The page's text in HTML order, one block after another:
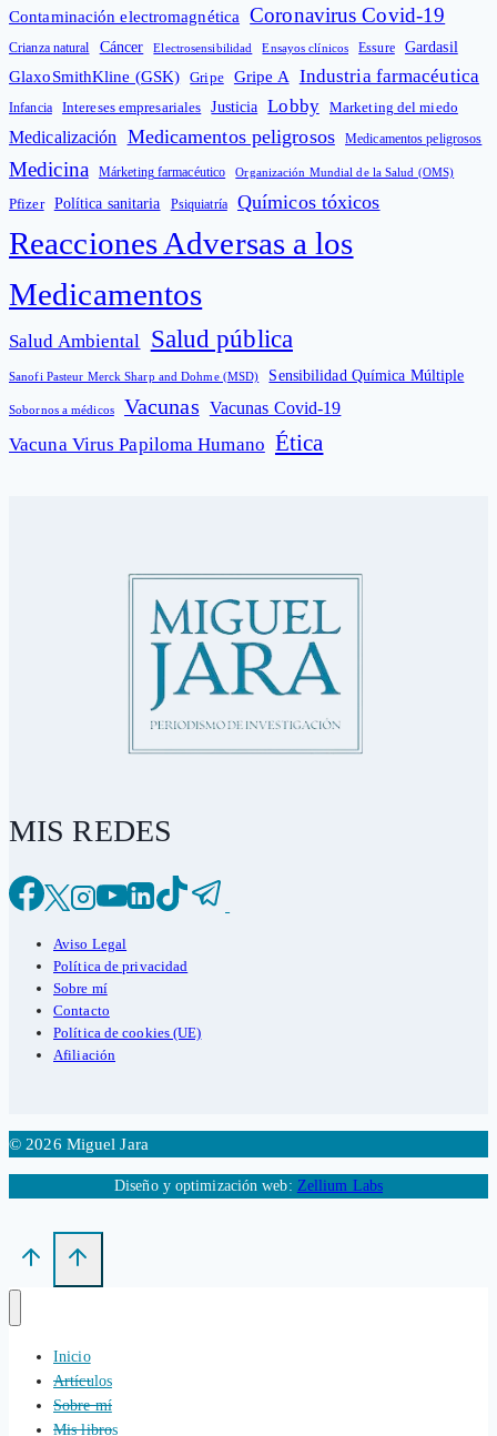
Contaminación electromagnética Coronavirus Covid-19
Crianza natural Cáncer Electrosensibilidad Ensayos clínicos Essure Gardasil
GlaxoSmithKline (GSK) Gripe Gripe A Industria farmacéutica
Infancia Intereses empresariales Justicia Lobby Marketing del miedo
Medicalización Medicamentos peligrosos Medicamentos peligrosos
Medicina Márketing farmacéutico Organización Mundial de la Salud (OMS)
Pfizer Política sanitaria Psiquiatría Químicos tóxicos
Reacciones Adversas a los
Medicamentos
Salud Ambiental Salud pública
Sanofi Pasteur Merck Sharp and Dohme (MSD) Sensibilidad Química Múltiple
Sobornos a médicos Vacunas Vacunas Covid-19
Vacuna Virus Papiloma Humano Ética
MIS REDES
Aviso Legal
Política de privacidad
Sobre mí
Contacto
Política de cookies (UE)
Afiliación
© 2026 Miguel Jara
Diseño y optimización web: Zellium Labs
Inicio
Artículos
Sobre mí
Mis libros